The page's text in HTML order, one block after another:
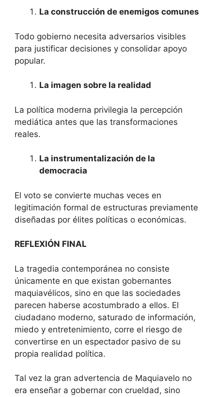
La construcción de enemigos comunes
Todo gobierno necesita adversarios visibles
para justificar decisiones y consolidar apoyo
popular.
La imagen sobre la realidad
La política moderna privilegia la percepción
mediática antes que las transformaciones
reales.
La instrumentalización de la
democracia
El voto se convierte muchas veces en
legitimación formal de estructuras previamente
diseñadas por élites políticas o económicas.
REFLEXIÓN FINAL
La tragedia contemporánea no consiste
únicamente en que existan gobernantes
maquiavélicos, sino en que las sociedades
parecen haberse acostumbrado a ellos. El
ciudadano moderno, saturado de información,
miedo y entretenimiento, corre el riesgo de
convertirse en un espectador pasivo de su
propia realidad política.
Tal vez la gran advertencia de Maquiavelo no
era enseñar a gobernar con crueldad, sino